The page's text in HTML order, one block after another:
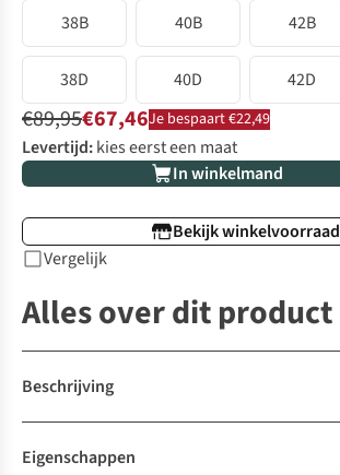
38B
40B 42B
38D 40D 42D
€89,95€67,46Je bespaart €22,49
Levertijd:kies eerst een maat
In winkelmand
Bekijk winkelvoorraad
Vergelijk
Alles over dit product
Beschrijving
Eigenschappen